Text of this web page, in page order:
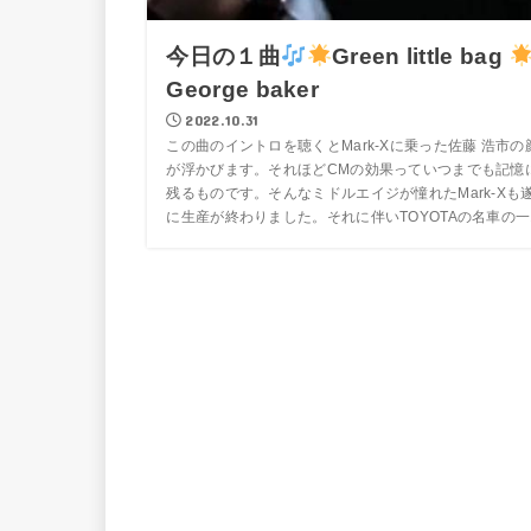
今日の１曲
Green little bag
George baker
2022.10.31
この曲のイントロを聴くとMark-Xに乗った佐藤 浩市の
が浮かびます。それほどCMの効果っていつまでも記憶
残るものです。そんなミドルエイジが憧れたMark-Xも
に生産が終わりました。それに伴いTOYOTAの名車の一